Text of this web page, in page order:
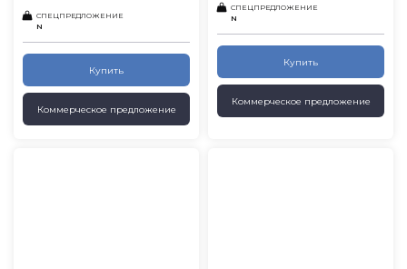
СПЕЦПРЕДЛОЖЕНИЕ
N
Купить
Коммерческое предложение
СПЕЦПРЕДЛОЖЕНИЕ
N
Купить
Коммерческое предложение